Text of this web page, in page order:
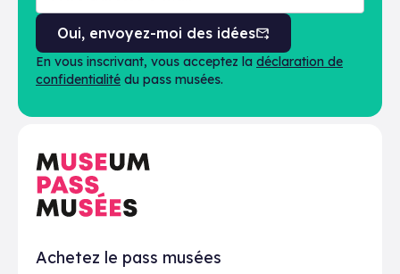
En pratique
Achetez le pass musées
Oui, envoyez-moi des idées
En vous inscrivant, vous acceptez la déclaration de
confidentialité du pass musées.